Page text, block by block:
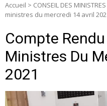
Accueil > CONSEIL DES MINISTRES
ministres du mercredi 14 avril
Compte
Ministres Du
2021